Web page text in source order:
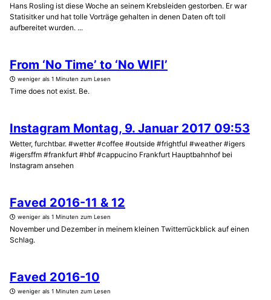
Hans Rosling ist diese Woche an seinem Krebsleiden gestorben. Er war
Statisitker und hat tolle Vorträge gehalten in denen Daten oft toll
aufbereitet wurden. ...
From ‘No Time’ to ‘No WIFI’
weniger als 1 Minuten zum Lesen
Time does not exist. Be.
Instagram Montag, 9. Januar 2017 09:53
Wetter, furchtbar. #wetter #coffee #outside #frightful #weather #igers
#igersffm #frankfurt #hbf #cappucino Frankfurt Hauptbahnhof bei
Instagram ansehen
Faved 2016-11 & 12
weniger als 1 Minuten zum Lesen
November und Dezember in meinem kleinen Twitterrückblick auf einen
Schlag.
Faved 2016-10
weniger als 1 Minuten zum Lesen